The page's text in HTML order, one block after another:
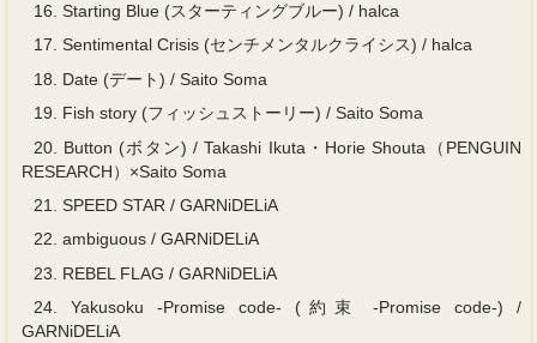
16. Starting Blue (スターティングブルー) / halca
17. Sentimental Crisis (センチメンタルクライシス) / halca
18.
Date (デート) / Saito Soma
19. Fish story (フィッシュストーリー) / Saito Soma
20.
Button (ボタン) / Takashi Ikuta・Horie Shouta（PENGUIN
RESEARCH）×Saito Soma
21.
SPEED STAR / GARNiDELiA
22. ambiguous / GARNiDELiA
23.
REBEL FLAG / GARNiDELiA
24. Yakusoku -Promise code- (約束 -Promise code-) /
GARNiDELiA